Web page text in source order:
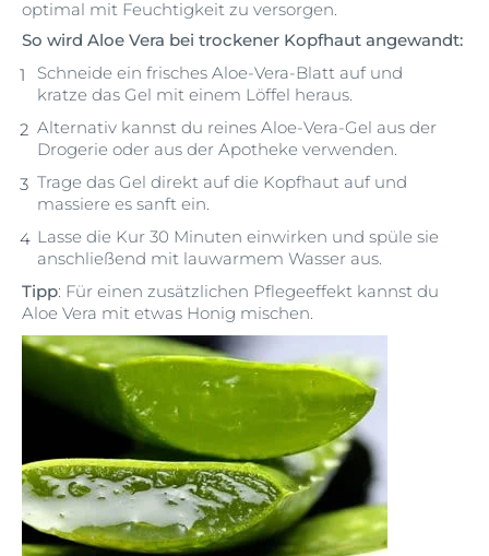
optimal mit Feuchtigkeit zu versorgen.
So wird Aloe Vera bei trockener Kopfhaut angewandt:
Schneide ein frisches Aloe-Vera-Blatt auf und
kratze das Gel mit einem Löffel heraus.
Alternativ kannst du reines Aloe-Vera-Gel aus der
Drogerie oder aus der Apotheke verwenden.
Trage das Gel direkt auf die Kopfhaut auf und
massiere es sanft ein.
Lasse die Kur 30 Minuten einwirken und spüle sie
anschließend mit lauwarmem Wasser aus.
Tipp: Für einen zusätzlichen Pflegeeffekt kannst du
Aloe Vera mit etwas Honig mischen.